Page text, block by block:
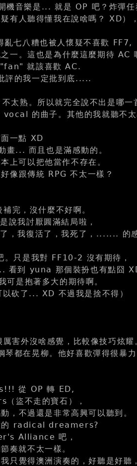
機音樂是... 就是 OP 吧？炸彈任
有人聽得懂我在說啥嗎？ XD）
七八糟也被人懷疑不喜歡 FF7,
一。這也是為什麼這麼期待 AC
就該喜歡 AC.
評的我一定批到底.....
太熟。所以就完全說不出是哪一
的曲子。其他的我就聽不太
一點 XD
畫... 而且也是滿感動的。
上可以把他當作不存在。
像跟傳統 RPG 不太一樣？
完，沒什麼不好啊。
說我討厭圓滿結局啦，
，我復活了，我死了，....... 的感
只是我對 FF10-2 沒有期待，
看到 yuna 那個裝扮也有點囧
是抱著多大的期待啊。
砍了... XD 不過我是捨不得）
害外沒啥感覺，比較像技巧炫耀
都在晃柳。他好喜歡彈得很暴
從 OP 轉 ED,
盜不走的寶石），
，不過還是非常高興可以聽到。
的 radical dreamers?
Alliance 吧，
就不太一樣。
只覺得澳洲演奏的，好聽是好聽，